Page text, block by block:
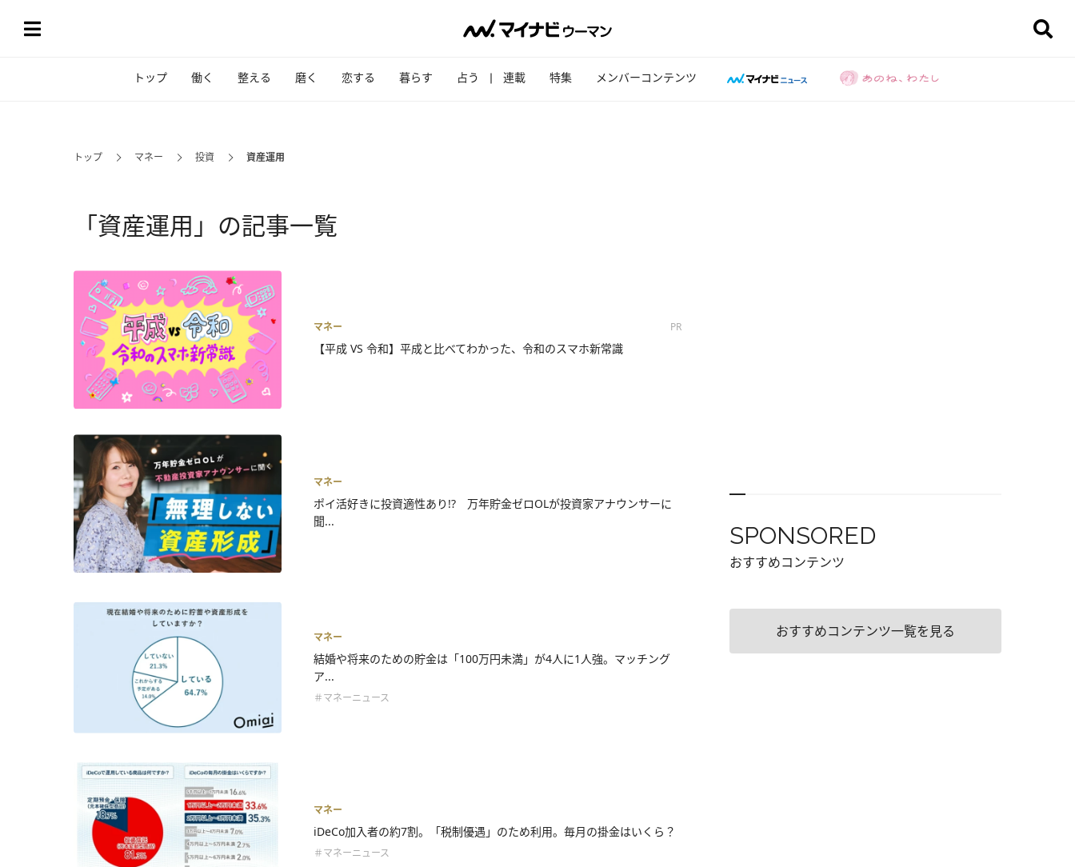
トップ 働く 整える 磨く 恋する 暮らす 占う 連載 特集 メンバーコンテンツ
トップ マネー 投資 資産運用
「資産運用」の記事一覧
マネー PR
【平成 VS 令和】平成と比べてわかった、令和のスマホ新常識
マネー
ポイ活好きに投資適性あり!? 万年貯金ゼロOLが投資家アナウンサーに
聞...
マネー
結婚や将来のための貯金は「100万円未満」が4人に1人強。マッチング
ア...
＃マネーニュース
マネー
iDeCo加入者の約7割。「税制優遇」のため利用。毎月の掛金はいくら？
＃マネーニュース
SPONSORED
おすすめコンテンツ
おすすめコンテンツ一覧を見る